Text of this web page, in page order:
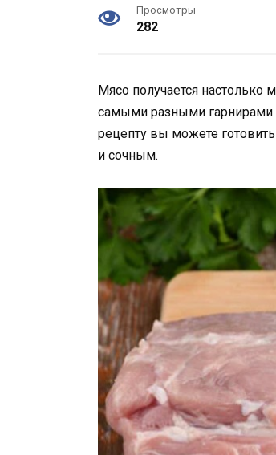
Просмотры
282
Мясо получается настолько
самыми разными гарнирами
рецепту вы можете
и сочным.